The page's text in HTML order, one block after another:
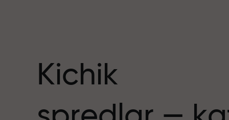
qadriyatlarni baham ko‘radi. Aleš Loprais
savdo olamiga intilish va intizom
Kichik